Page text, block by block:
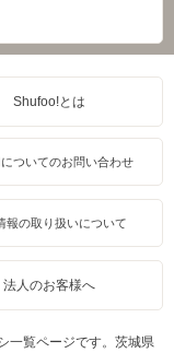
Shufoo!とは
についてのお問い合わせ
報の取り扱いについて
法人のお客様へ
一覧ページです。茨城県